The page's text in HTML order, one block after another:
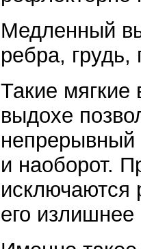
Медленный
ребра, грудь,
Такие
выдохе
непрерывный
и наоборот.
исключаются
его